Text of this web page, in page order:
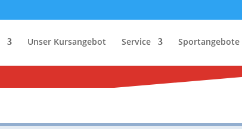
Unser Kursangebot Service Sportangebote